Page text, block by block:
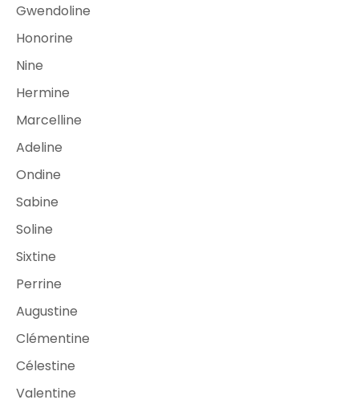
Gwendoline
Honorine
Nine
Hermine
Marcelline
Adeline
Ondine
Sabine
Soline
Sixtine
Perrine
Augustine
Clémentine
Célestine
Valentine